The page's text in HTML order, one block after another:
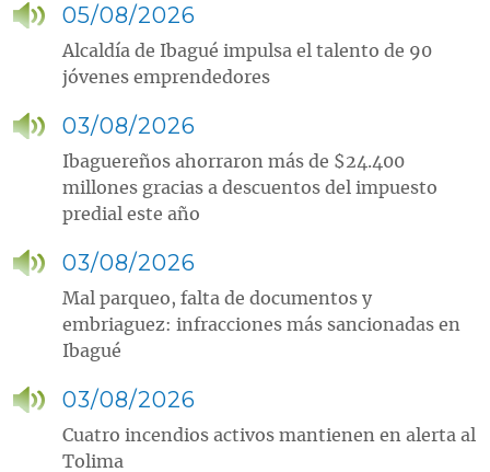
05/08/2026
Alcaldía de Ibagué impulsa el talento de 90
jóvenes emprendedores
03/08/2026
Ibaguereños ahorraron más de $24.400
millones gracias a descuentos del impuesto
predial este año
03/08/2026
Mal parqueo, falta de documentos y
embriaguez: infracciones más sancionadas en
Ibagué
03/08/2026
Cuatro incendios activos mantienen en alerta al
Tolima